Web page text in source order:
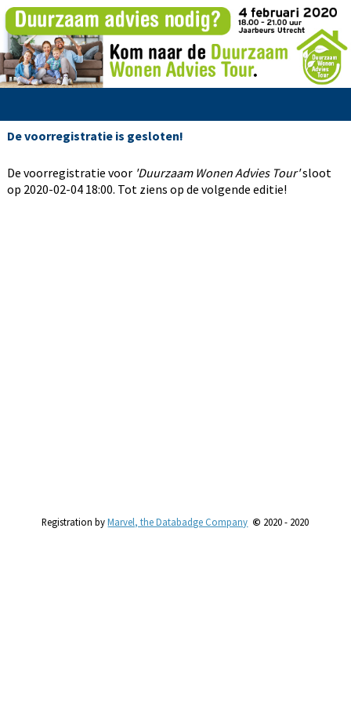
De voorregistratie is gesloten!
De voorregistratie voor 'Duurzaam Wonen Advies Tour'sloot
op 2020-02-04 18:00. Tot ziens op de volgende editie!
Registration byMarvel, the Databadge Company © 2020 - 2020